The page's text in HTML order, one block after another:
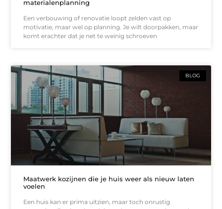
materialenplanning
Een verbouwing of renovatie loopt zelden vast op
motivatie, maar wel op planning. Je wilt doorpakken, maar
komt erachter dat je net te weinig schroeven
BLOG
Maatwerk kozijnen die je huis weer als nieuw laten
voelen
Een huis kan er prima uitzien, maar toch onrustig